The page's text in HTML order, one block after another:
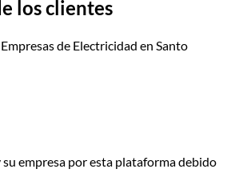
los clientes
de Electricidad en Santo
empresa por esta plataforma debido